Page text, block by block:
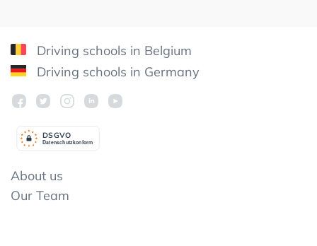
Driving schools in Belgium
Driving schools in Germany
Datenschutzkonform
DSGVO
About us
Our Team